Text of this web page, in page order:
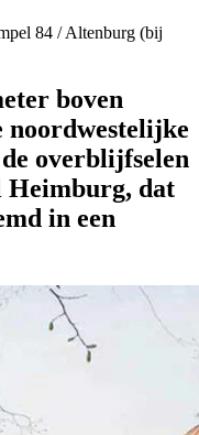
84 / Altenburg (bij
boven
noordwestelijke
overblijfselen
Heimburg, dat
in een